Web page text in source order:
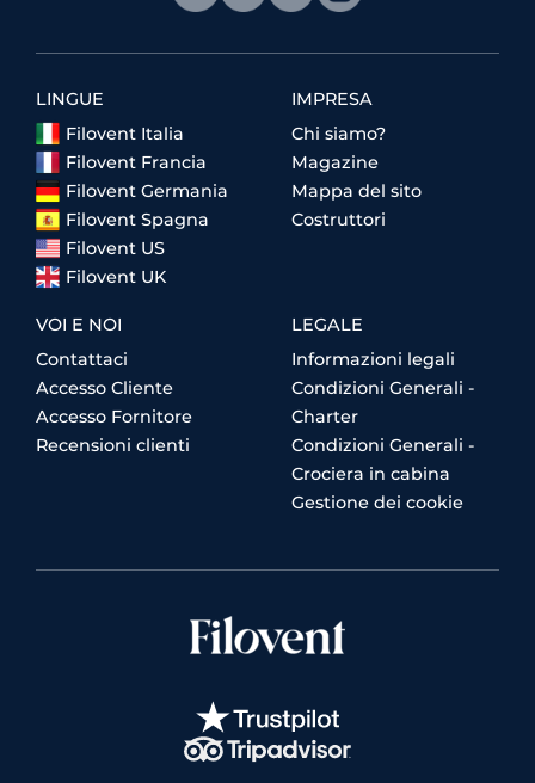
LINGUE
Filovent Italia
Filovent Francia
Filovent Germania
Filovent Spagna
Filovent US
Filovent UK
IMPRESA
Chi siamo?
Magazine
Mappa del sito
Costruttori
VOI E NOI
Contattaci
Accesso Cliente
Accesso Fornitore
Recensioni clienti
LEGALE
Informazioni legali
Condizioni Generali -
Charter
Condizioni Generali -
Crociera in cabina
Gestione dei cookie